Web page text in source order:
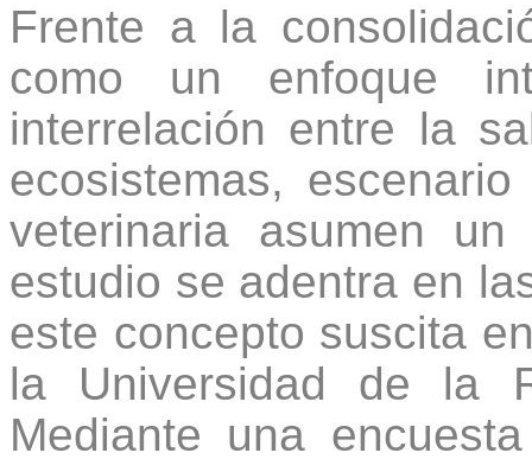
Frente a la
como un enfoque
interrelación entre la
ecosistemas,
veterinaria asumen
estudio se adentra en
este concepto suscita
la Universidad de la
Mediante una